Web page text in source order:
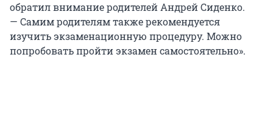
обратил внимание родителей Андрей Сиденко.
— Самим родителям также рекомендуется
изучить экзаменационную процедуру. Можно
попробовать пройти экзамен самостоятельно».